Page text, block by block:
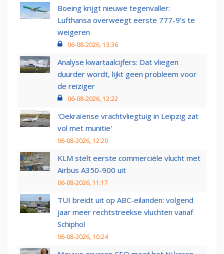
Boeing krijgt nieuwe tegenvaller:
Lufthansa overweegt eerste 777-9’s te
weigeren
06-08-2026, 13:36
Analyse kwartaalcijfers: Dat vliegen
duurder wordt, lijkt geen probleem voor
de reiziger
06-08-2026, 12:22
'Oekraïense vrachtvliegtuig in Leipzig zat
vol met munitie'
06-08-2026, 12:20
KLM stelt eerste commerciële vlucht met
Airbus A350-900 uit
06-08-2026, 11:17
TUI breidt uit op ABC-eilanden: volgend
jaar meer rechtstreekse vluchten vanaf
Schiphol
06-08-2026, 10:24